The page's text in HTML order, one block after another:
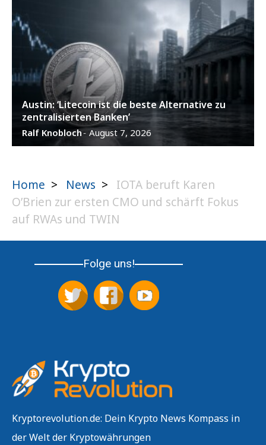
Austin: ‘Litecoin ist die beste Alternative zu
zentralisierten Banken’
Ralf Knobloch- August 7, 2026
Home > News >
IOTA beruft Karen
O’Brien zur ersten CMO und schärft Fokus
auf RWAs und TWIN
Folge uns!
Kryptorevolution.de: Dein Krypto News Kompass in
der Welt der Kryptowährungen